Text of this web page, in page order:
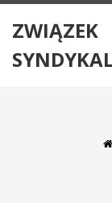
ZWIĄZEK